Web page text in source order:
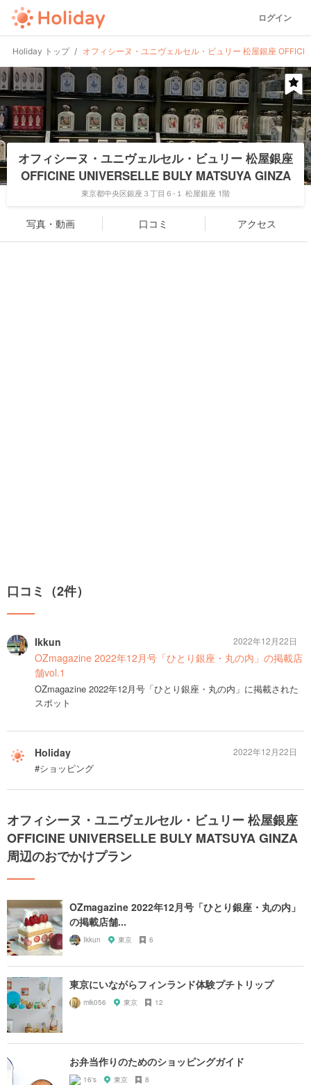
ログイン
Holiday トップ オフィシーヌ・ユニヴェルセル・ビュリー 松屋銀座
オフィシーヌ・ユニヴェルセル・ビュリー 松屋銀座
OFFICINE UNIVERSELLE BULY MATSUYA GINZA
東京都中央区銀座３丁目６-１ 松屋銀座 1階
写真・動画 口コミ アクセス
口コミ（2件）
Ikkun
OZmagazine 2022年12月号「ひとり銀座・丸の内」の掲載店
舗vol.1
OZmagazine 2022年12月号「ひとり銀座・丸の内」に掲載された
スポット
2022年12月22日
Holiday
#ショッピング
2022年12月22日
オフィシーヌ・ユニヴェルセル・ビュリー 松屋銀座
OFFICINE UNIVERSELLE BULY MATSUYA GINZA
周辺のおでかけプラン
OZmagazine 2022年12月号「ひとり銀座・丸の内」
の掲載店舗...
Ikkun 東京 6
東京にいながらフィンランド体験プチトリップ
mik056 東京 12
お弁当作りのためのショッピングガイド
16's 東京 8